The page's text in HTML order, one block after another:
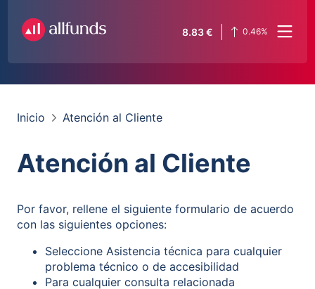
8.83€ 0.46%
Inicio Atención al Cliente
Atención al Cliente
Por favor, rellene el siguiente formulario de acuerdo
con las siguientes opciones:
Seleccione Asistencia técnica para cualquier
problema técnico o de accesibilidad
Para cualquier consulta relacionada